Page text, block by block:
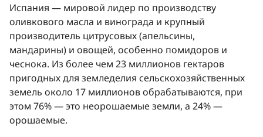
Испания — мировой лидер по производству
оливкового масла и винограда и крупный
производитель цитрусовых (апельсины,
мандарины) и овощей, особенно помидоров и
чеснока. Из более чем 23 миллионов гектаров
пригодных для земледелия сельскохозяйственных
земель около 17 миллионов обрабатываются, при
этом 76% — это неорошаемые земли, а 24% —
орошаемые.